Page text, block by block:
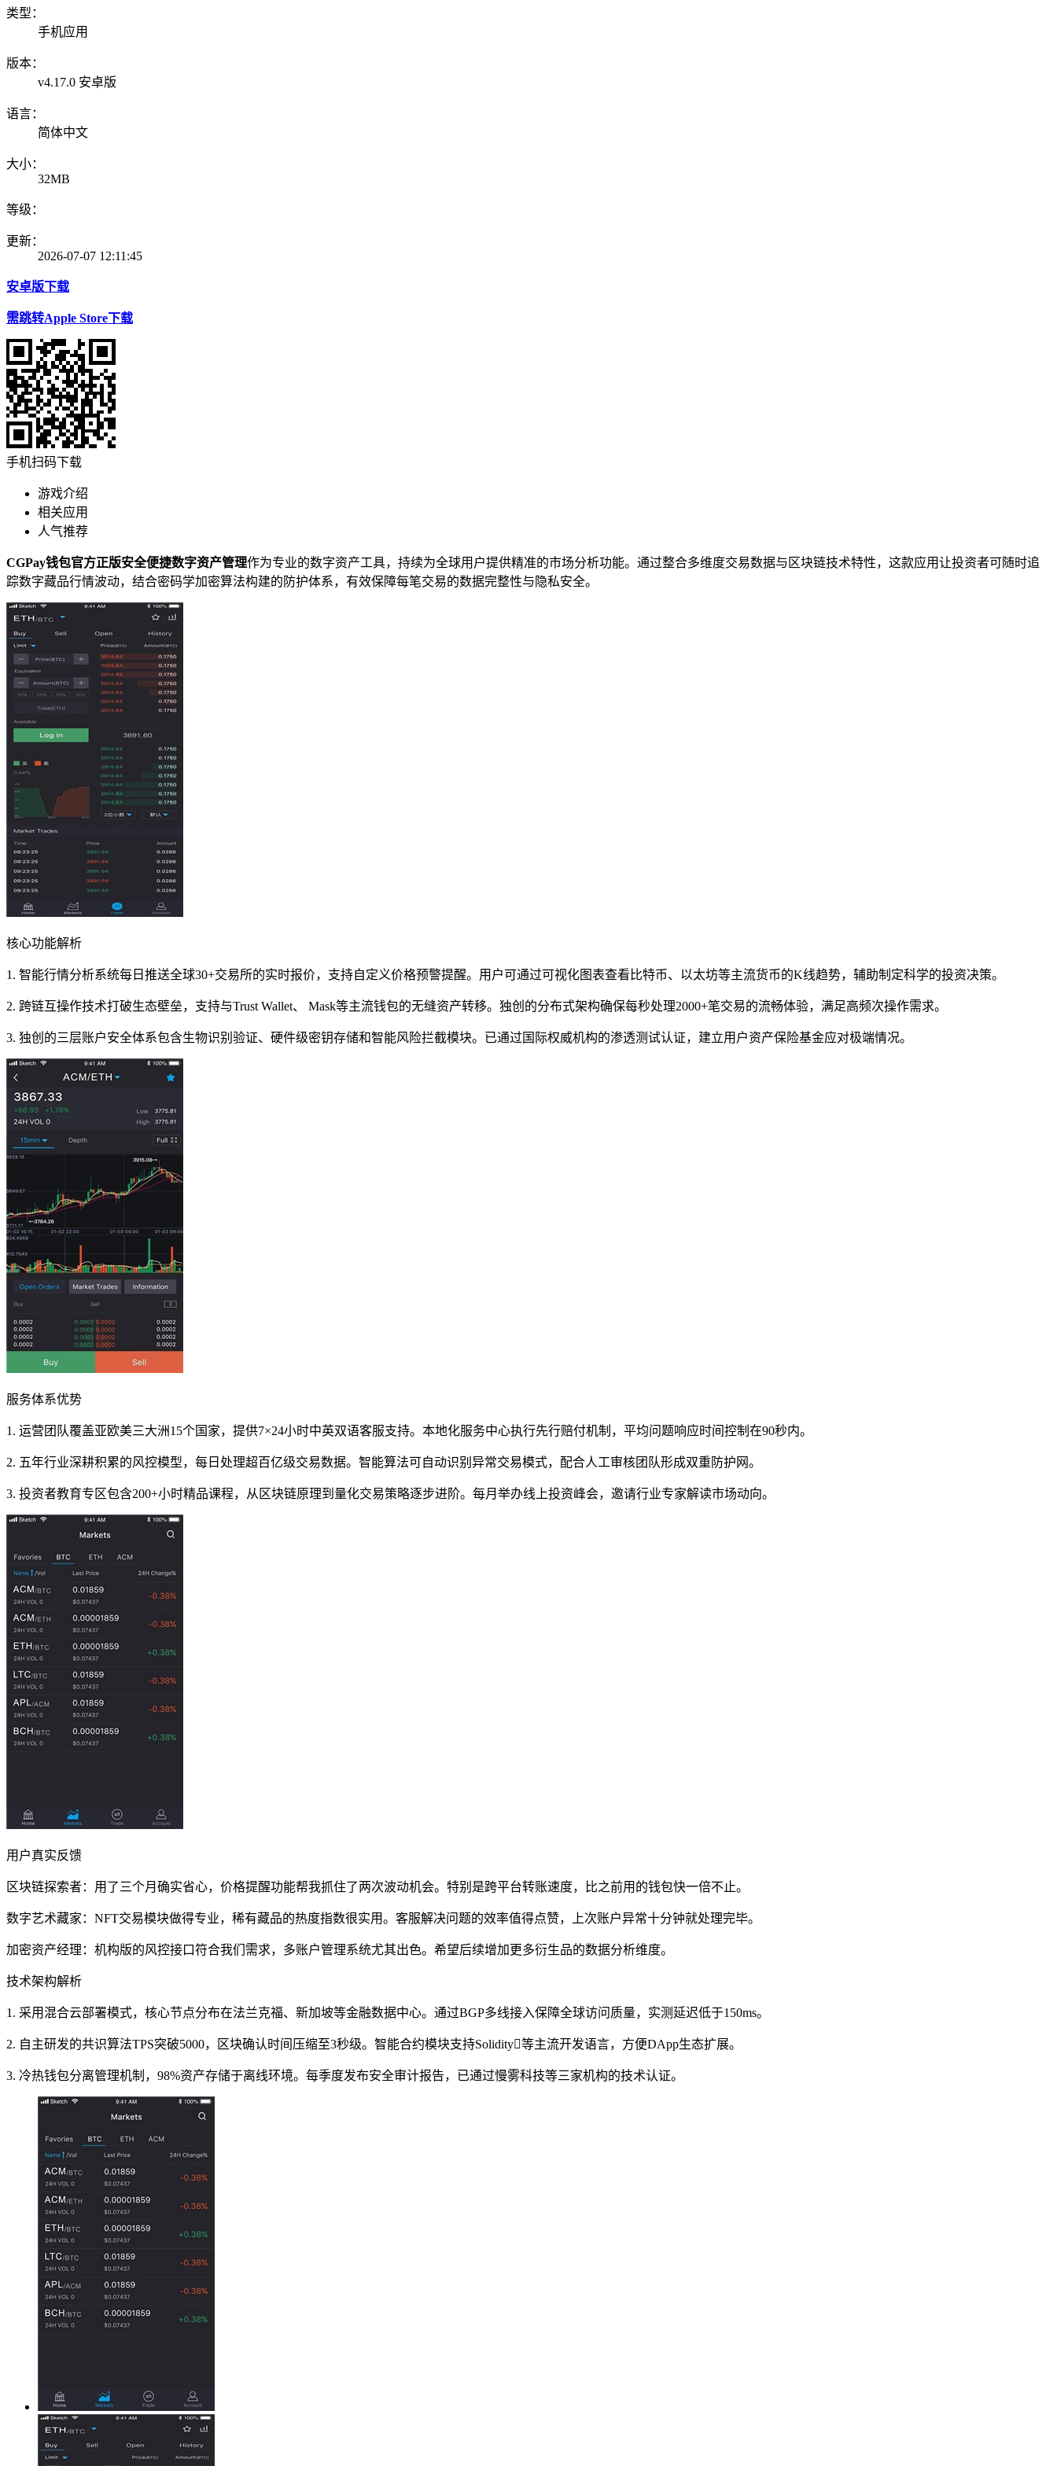
类型：
手机应用
版本：
v4.17.0 安卓版
语言：
简体中文
大小：
32MB
等级：
更新：
2026-07-07 12:11:45
安卓版下载
需跳转Apple Store下载
手机扫码下载
游戏介绍
相关应用
人气推荐
CGPay钱包官方正版安全便捷数字资产管理作为专业的数字资产工具，持续为全球用户提供精准的市场分析功能。通过整合多维度交易数据与区块链技术特性，这款应用让投资者可随时追
踪数字藏品行情波动，结合密码学加密算法构建的防护体系，有效保障每笔交易的数据完整性与隐私安全。
核心功能解析
1. 智能行情分析系统每日推送全球30+交易所的实时报价，支持自定义价格预警提醒。用户可通过可视化图表查看比特币、以太坊等主流货币的K线趋势，辅助制定科学的投资决策。
2. 跨链互操作技术打破生态壁垒，支持与Trust Wallet、 Mask等主流钱包的无缝资产转移。独创的分布式架构确保每秒处理2000+笔交易的流畅体验，满足高频次操作需求。
3. 独创的三层账户安全体系包含生物识别验证、硬件级密钥存储和智能风险拦截模块。已通过国际权威机构的渗透测试认证，建立用户资产保险基金应对极端情况。
服务体系优势
1. 运营团队覆盖亚欧美三大洲15个国家，提供7×24小时中英双语客服支持。本地化服务中心执行先行赔付机制，平均问题响应时间控制在90秒内。
2. 五年行业深耕积累的风控模型，每日处理超百亿级交易数据。智能算法可自动识别异常交易模式，配合人工审核团队形成双重防护网。
3. 投资者教育专区包含200+小时精品课程，从区块链原理到量化交易策略逐步进阶。每月举办线上投资峰会，邀请行业专家解读市场动向。
用户真实反馈
区块链探索者：用了三个月确实省心，价格提醒功能帮我抓住了两次波动机会。特别是跨平台转账速度，比之前用的钱包快一倍不止。
数字艺术藏家：NFT交易模块做得专业，稀有藏品的热度指数很实用。客服解决问题的效率值得点赞，上次账户异常十分钟就处理完毕。
加密资产经理：机构版的风控接口符合我们需求，多账户管理系统尤其出色。希望后续增加更多衍生品的数据分析维度。
技术架构解析
1. 采用混合云部署模式，核心节点分布在法兰克福、新加坡等金融数据中心。通过BGP多线接入保障全球访问质量，实测延迟低于150ms。
2. 自主研发的共识算法TPS突破5000，区块确认时间压缩至3秒级。智能合约模块支持Solidity等主流开发语言，方便DApp生态扩展。
3. 冷热钱包分离管理机制，98%资产存储于离线环境。每季度发布安全审计报告，已通过慢雾科技等三家机构的技术认证。